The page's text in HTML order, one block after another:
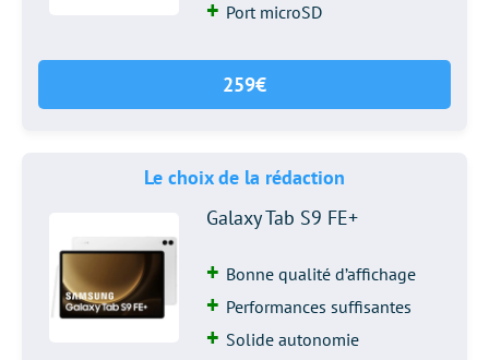
Port microSD
259€
Le choix de la rédaction
Galaxy Tab S9 FE+
Bonne qualité d’affichage
Performances suffisantes
Solide autonomie